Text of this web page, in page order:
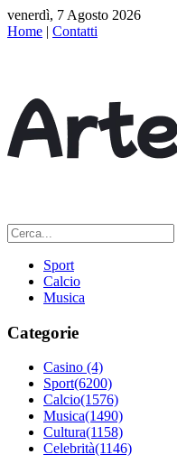
venerdì, 7 Agosto 2026
Home | Contatti
Sport
Calcio
Musica
Categorie
Casino (4)
Sport(6200)
Calcio(1576)
Musica(1490)
Cultura(1158)
Celebrità(1146)